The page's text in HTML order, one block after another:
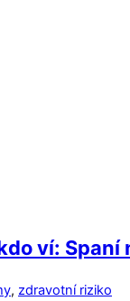
ví:
, zdravotní riziko